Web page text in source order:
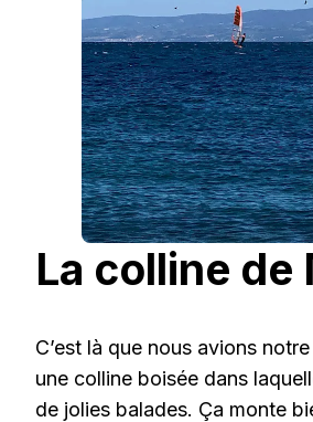
La colline de
C’est là que nous avions
une colline boisée dans
de jolies balades. Ça monte